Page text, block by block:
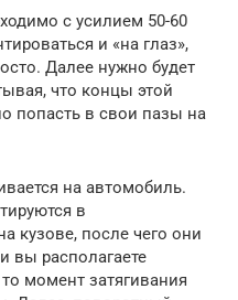
с усилием 50-60
и «на глаз»,
Далее нужно будет
что концы этой
попасть в свои пазы на
на автомобиль.
в
кузове, после чего они
вы располагаете
момент затягивания